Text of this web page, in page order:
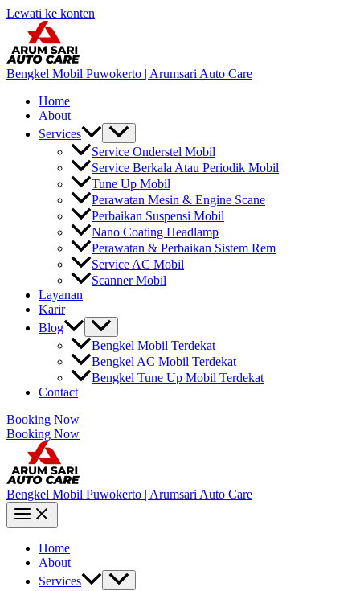
Lewati ke konten
Bengkel Mobil Puwokerto | Arumsari Auto Care
Home
About
Services
Service Onderstel Mobil
Service Berkala Atau Periodik Mobil
Tune Up Mobil
Perawatan Mesin & Engine Scane
Perbaikan Suspensi Mobil
Nano Coating Headlamp
Perawatan & Perbaikan Sistem Rem
Service AC Mobil
Scanner Mobil
Layanan
Karir
Blog
Bengkel Mobil Terdekat
Bengkel AC Mobil Terdekat
Bengkel Tune Up Mobil Terdekat
Contact
Booking Now
Booking Now
Bengkel Mobil Puwokerto | Arumsari Auto Care
Home
About
Services